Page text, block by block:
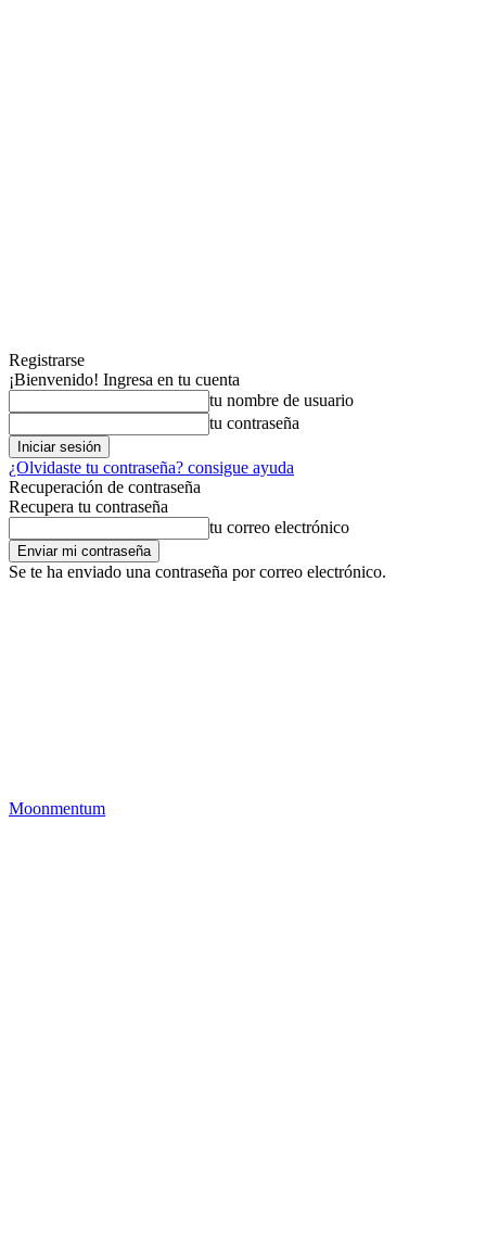
Registrarse
¡Bienvenido! Ingresa en tu cuenta
tu nombre de usuario
tu contraseña
¿Olvidaste tu contraseña? consigue ayuda
Recuperación de contraseña
Recupera tu contraseña
tu correo electrónico
Se te ha enviado una contraseña por correo electrónico.
Moonmentum